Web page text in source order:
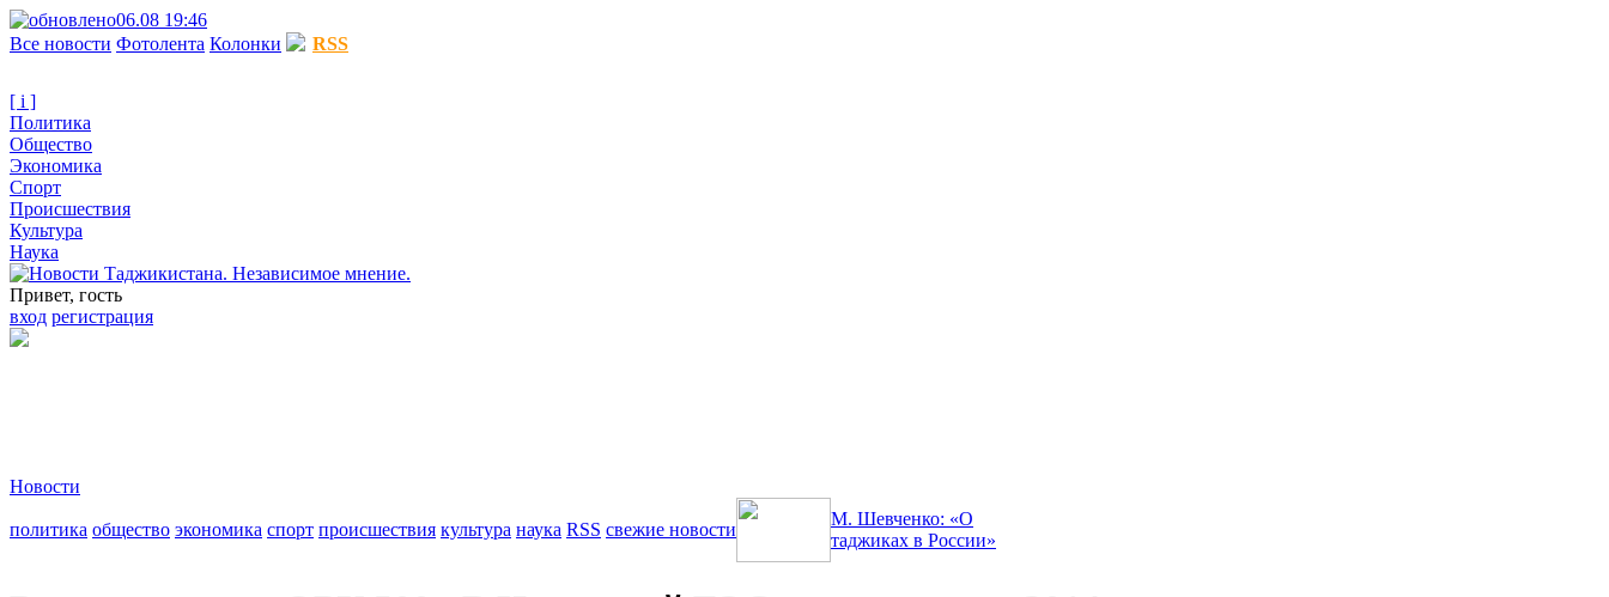
06.08 19:46
Все новости Фотолента Колонки RSS
[ i ]
Политика
Общество
Экономика
Спорт
Происшествия
Культура
Наука
Привет, гость
вход регистрация
Новости
политика общество экономика спорт происшествия культура наука RSS свежие новости
М. Шевченко: «О
таджиках в России»